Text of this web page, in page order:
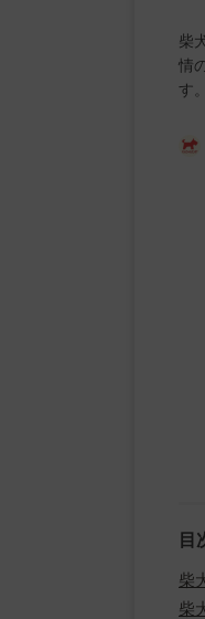
柴
情
す。
目
柴
柴